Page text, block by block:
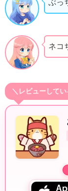
ぶっ
ネコ
＼レビューして